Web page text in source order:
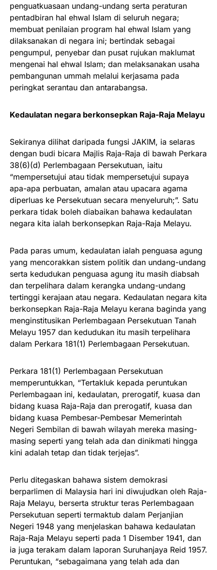
penguatkuasaan undang-undang serta peraturan
pentadbiran hal ehwal Islam di seluruh negara;
membuat penilaian program hal ehwal Islam yang
dilaksanakan di negara ini; bertindak sebagai
pengumpul, penyebar dan pusat rujukan maklumat
mengenai hal ehwal Islam; dan melaksanakan usaha
pembangunan ummah melalui kerjasama pada
peringkat serantau dan antarabangsa.
Kedaulatan negara berkonsepkan Raja-Raja Melayu
Sekiranya dilihat daripada fungsi JAKIM, ia selaras
dengan budi bicara Majlis Raja-Raja di bawah Perkara
38(6)(d) Perlembagaan Persekutuan, iaitu
“mempersetujui atau tidak mempersetujui supaya
apa-apa perbuatan, amalan atau upacara agama
diperluas ke Persekutuan secara menyeluruh;”. Satu
perkara tidak boleh diabaikan bahawa kedaulatan
negara kita ialah berkonsepkan Raja-Raja Melayu.
Pada paras umum, kedaulatan ialah penguasa agung
yang mencorakkan sistem politik dan undang-undang
serta kedudukan penguasa agung itu masih diabsah
dan terpelihara dalam kerangka undang-undang
tertinggi kerajaan atau negara. Kedaulatan negara kita
berkonsepkan Raja-Raja Melayu kerana baginda yang
menginstitusikan Perlembagaan Persekutuan Tanah
Melayu 1957 dan kedudukan itu masih terpelihara
dalam Perkara 181(1) Perlembagaan Persekutuan.
Perkara 181(1) Perlembagaan Persekutuan
memperuntukkan, “Tertakluk kepada peruntukan
Perlembagaan ini, kedaulatan, prerogatif, kuasa dan
bidang kuasa Raja-Raja dan prerogatif, kuasa dan
bidang kuasa Pembesar-Pembesar Memerintah
Negeri Sembilan di bawah wilayah mereka masing-
masing seperti yang telah ada dan dinikmati hingga
kini adalah tetap dan tidak terjejas”.
Perlu ditegaskan bahawa sistem demokrasi
berparlimen di Malaysia hari ini diwujudkan oleh Raja-
Raja Melayu, berserta struktur teras Perlembagaan
Persekutuan seperti termaktub dalam Perjanjian
Negeri 1948 yang menjelaskan bahawa kedaulatan
Raja-Raja Melayu seperti pada 1 Disember 1941, dan
ia juga terakam dalam laporan Suruhanjaya Reid 1957.
Peruntukan, “sebagaimana yang telah ada dan